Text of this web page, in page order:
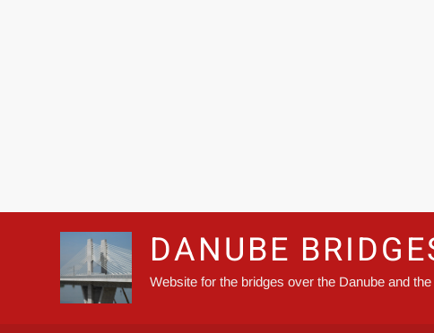
DANUBE
Website for the bridges over the Danube and